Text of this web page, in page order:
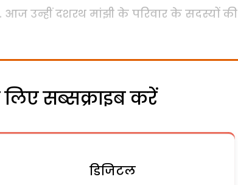
उन्हीं दशरथ मांझी के परिवार के सदस्यों की
सब्सक्राइब करें
डिजिटल